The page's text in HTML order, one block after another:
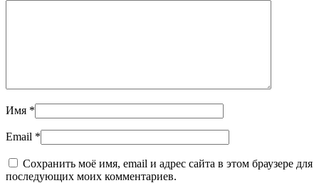
Имя *
Email *
Сохранить моё имя, email и адрес сайта в этом браузере для
последующих моих комментариев.